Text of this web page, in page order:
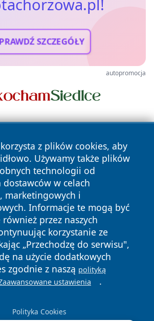
SZCZEGÓŁY
autopromocja
z plików cookies, aby
Używamy także plików
technologii od
dostawców w celach
marketingowych i
Informacje te mogą być
przez naszych
korzystanie ze
„Przechodzę do serwisu",
na użycie dodatkowych
zgodnie z naszą polityką
ustawienia .
Polityka Cookies
Wszystkie prawa
Polityka
Prywatności
Polityka
Cookies